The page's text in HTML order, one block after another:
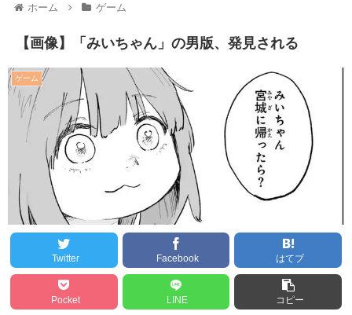
ホーム ゲーム
【画像】「みいちゃん」の男版、発見される
ゲーム
Twitter Facebook はてブ
Pocket LINE コピー